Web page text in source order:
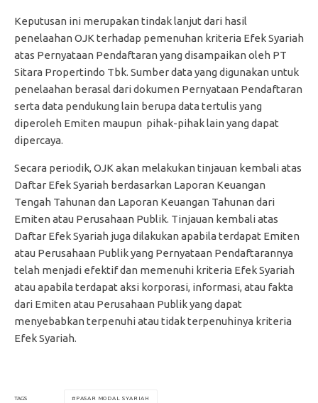
Keputusan ini merupakan tindak lanjut dari hasil
penelaahan OJK terhadap pemenuhan kriteria Efek Syariah
atas Pernyataan Pendaftaran yang disampaikan oleh PT
Sitara Propertindo Tbk. Sumber data yang digunakan untuk
penelaahan berasal dari dokumen Pernyataan Pendaftaran
serta data pendukung lain berupa data tertulis yang
diperoleh Emiten maupun pihak-pihak lain yang dapat
dipercaya.
Secara periodik, OJK akan melakukan tinjauan kembali atas
Daftar Efek Syariah berdasarkan Laporan Keuangan
Tengah Tahunan dan Laporan Keuangan Tahunan dari
Emiten atau Perusahaan Publik. Tinjauan kembali atas
Daftar Efek Syariah juga dilakukan apabila terdapat Emiten
atau Perusahaan Publik yang Pernyataan Pendaftarannya
telah menjadi efektif dan memenuhi kriteria Efek Syariah
atau apabila terdapat aksi korporasi, informasi, atau fakta
dari Emiten atau Perusahaan Publik yang dapat
menyebabkan terpenuhi atau tidak terpenuhinya kriteria
Efek Syariah.
TAGS PASAR MODAL SYARIAH